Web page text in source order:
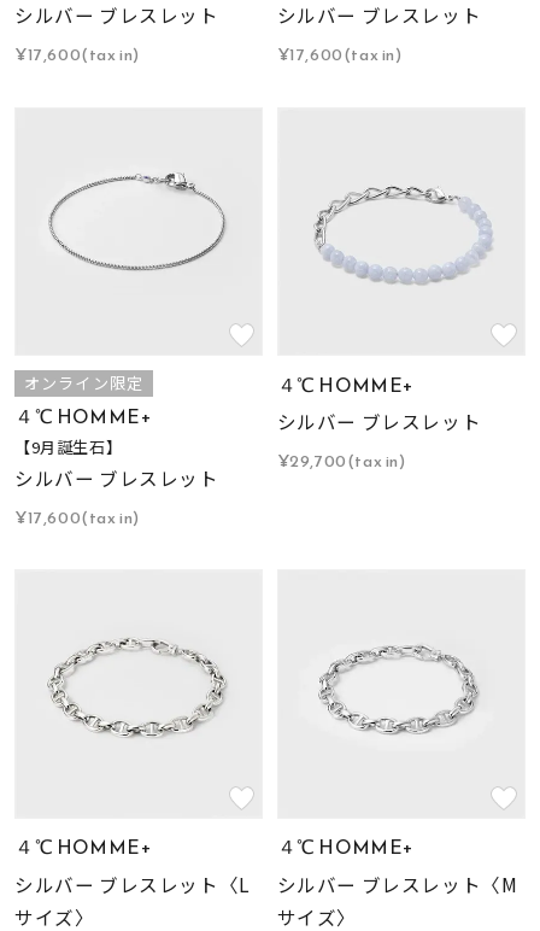
シルバー ブレスレット
¥17,600(tax in)
シルバー ブレスレット
¥17,600(tax in)
オンライン限定
４℃ HOMME+
【9月誕生石】
シルバー ブレスレット
¥17,600(tax in)
４℃ HOMME+
シルバー ブレスレット
¥29,700(tax in)
４℃ HOMME+
シルバー ブレスレット〈L
サイズ〉
４℃ HOMME+
シルバー ブレスレット〈M
サイズ〉